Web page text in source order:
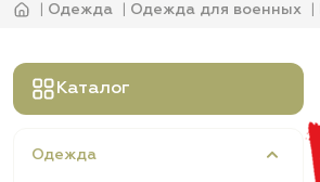
Одежда Одежда для военных
Каталог
Одежда